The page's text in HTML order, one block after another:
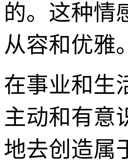
的。这种情
从容和优雅。
在事业和生
主动和有意
地去创造属